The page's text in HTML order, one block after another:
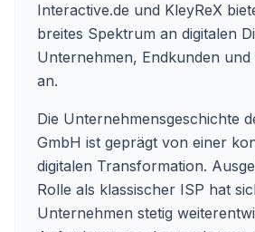
Interactive.de und KleyReX
breites Spektrum an digitalen
Unternehmen, Endkunden
an.
Die Unternehmensgeschichte
GmbH ist geprägt von einer
digitalen Transformation.
Rolle als klassischer ISP hat
Unternehmen stetig